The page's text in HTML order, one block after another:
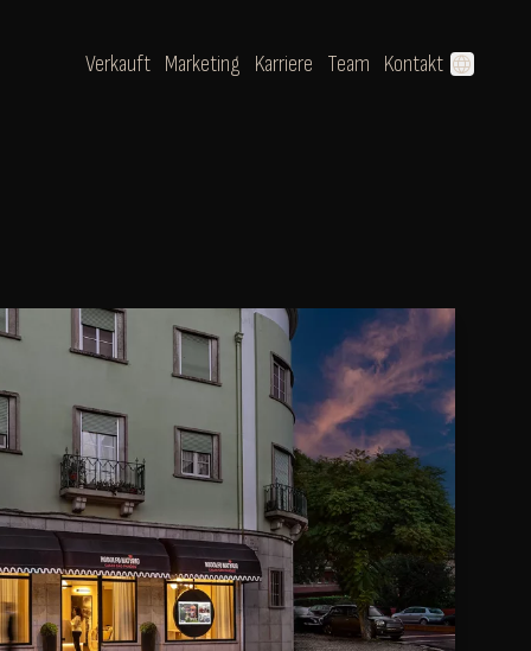
Verkauft Marketing Karriere Team Kontakt language